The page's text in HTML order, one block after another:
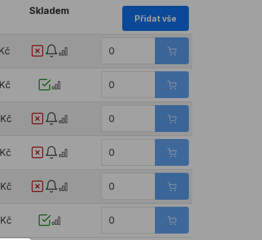
Skladem
Přidat vše